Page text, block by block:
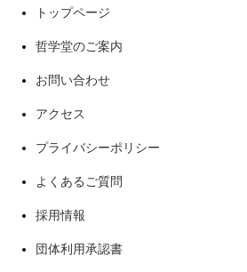
トップページ
哲学堂のご案内
お問い合わせ
アクセス
プライバシーポリシー
よくあるご質問
採用情報
団体利用承認書